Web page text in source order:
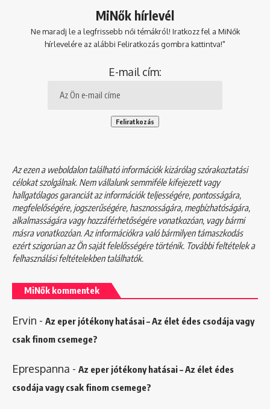
MiNők hírlevél
Ne maradj le a legfrissebb női témákról! Iratkozz fel a MiNők
hírlevelére az alábbi Feliratkozás gombra kattintva!"
E-mail cím:
Az ezen a weboldalon található információk kizárólag szórakoztatási
célokat szolgálnak. Nem vállalunk semmiféle kifejezett vagy
hallgatólagos garanciát az információk teljességére, pontosságára,
megfelelőségére, jogszerűségére, hasznosságára, megbízhatóságára,
alkalmasságára vagy hozzáférhetőségére vonatkozóan, vagy bármi
másra vonatkozóan. Az információkra való bármilyen támaszkodás
ezért szigorúan az Ön saját felelősségére történik. További feltételek a
felhasználási feltételekbentalálhatók.
MiNők kommentek
Ervin - Az eper jótékony hatásai – Az élet édes csodája vagy
csak finom csemege?
Eprespanna - Az eper jótékony hatásai – Az élet édes
csodája vagy csak finom csemege?